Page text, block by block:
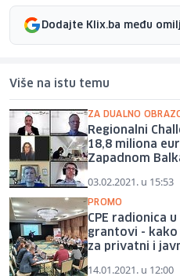
Dodajte Klix.ba među
Više na istu temu
ZA DUALNO
Regionalni
18,8 miliona
Zapadnom
03.02.2021. u 15:53
PROMO
CPE radionica
grantovi -
za privatni i
14.01.2021. u 12:00